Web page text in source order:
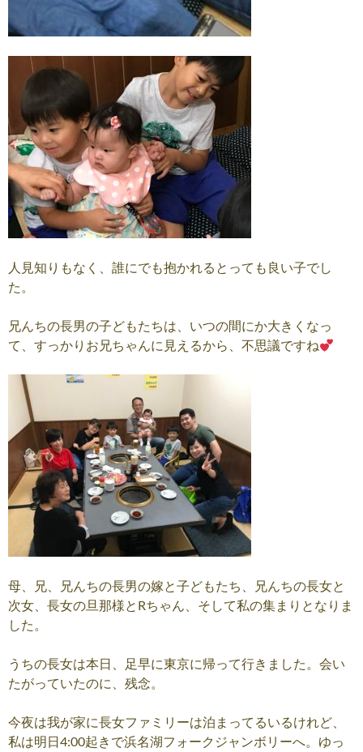
人見知りもなく、誰にでも抱かれるとっても良い子でし
た。
兄んちの長男の子どもたちは、いつの間にか大きくなっ
て、すっかりお兄ちゃんに見えるから、不思議ですね
母、兄、兄んちの長男の嫁と子どもたち、兄んちの長女と
次女、長女の旦那様とRちゃん、そして私の集まりとなりま
した。
うちの長女は本日、足早に東京に帰って行きました。会い
たがっていたのに、残念。
今夜は我が家に長女ファミリーは泊まってるいるけれど、
私は明日4:00起きで浜名湖フォークジャンボリーへ。ゆっ